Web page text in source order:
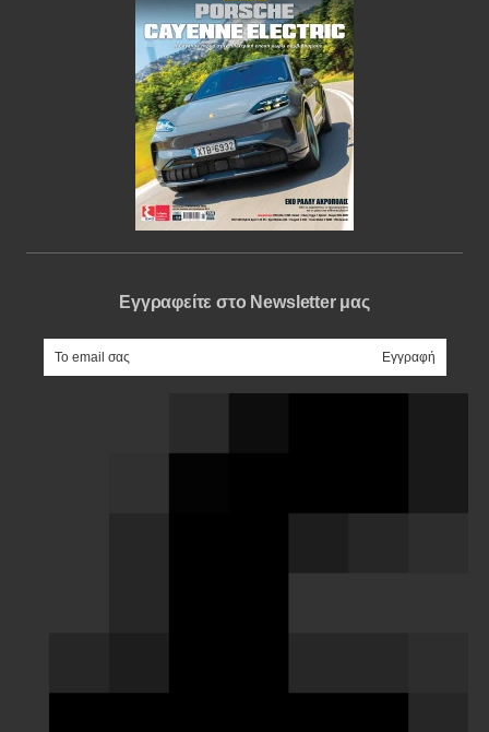
Εγγραφείτε στο Newsletter μας
e-mail